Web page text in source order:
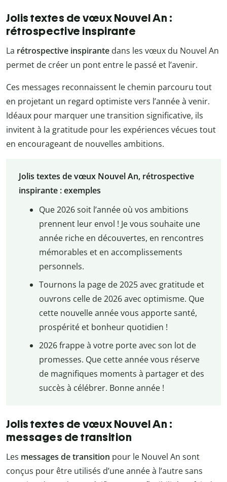
Jolis textes de vœux Nouvel An :
rétrospective inspirante
La rétrospective inspirante dans les vœux du Nouvel An
permet de créer un pont entre le passé et l’avenir.
Ces messages reconnaissent le chemin parcouru tout
en projetant un regard optimiste vers l’année à venir.
Idéaux pour marquer une transition significative, ils
invitent à la gratitude pour les expériences vécues tout
en encourageant de nouvelles ambitions.
Jolis textes de vœux Nouvel An, rétrospective
inspirante : exemples
Que 2026 soit l’année où vos ambitions
prennent leur envol ! Je vous souhaite une
année riche en découvertes, en rencontres
mémorables et en accomplissements
personnels.
Tournons la page de 2025 avec gratitude et
ouvrons celle de 2026 avec optimisme. Que
cette nouvelle année vous apporte santé,
prospérité et bonheur quotidien !
2026 frappe à votre porte avec son lot de
promesses. Que cette année vous réserve
de magnifiques moments à partager et des
succès à célébrer. Bonne année !
Jolis textes de vœux Nouvel An :
messages de transition
Les messages de transition pour le Nouvel An sont
conçus pour être utilisés d’une année à l’autre sans